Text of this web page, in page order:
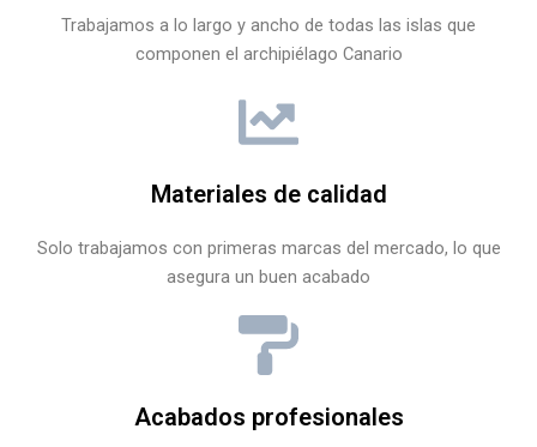
Trabajamos a lo largo y ancho de todas las islas que
componen el archipiélago Canario
Materiales de calidad
Solo trabajamos con primeras marcas del mercado, lo que
asegura un buen acabado
Acabados profesionales